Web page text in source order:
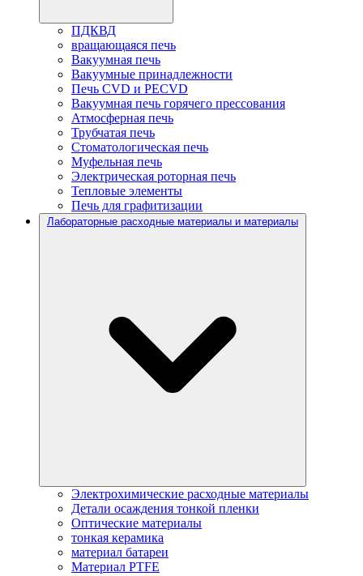
ПДКВД
вращающаяся печь
Вакуумная печь
Вакуумные принадлежности
Печь CVD и PECVD
Вакуумная печь горячего прессования
Атмосферная печь
Трубчатая печь
Стоматологическая печь
Муфельная печь
Электрическая роторная печь
Тепловые элементы
Печь для графитизации
Лабораторные расходные материалы и материалы
Электрохимические расходные материалы
Детали осаждения тонкой пленки
Оптические материалы
тонкая керамика
материал батареи
Материал PTFE